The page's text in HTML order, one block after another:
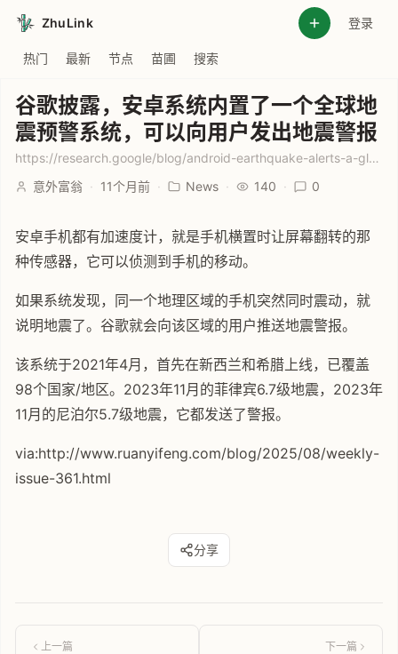
ZhuLink 登录
热门 最新 节点 苗圃 搜索
谷歌披露，安卓系统内置了一个全球地
震预警系统，可以向用户发出地震警报
https://research.google/blog/android-earthquake-alerts-a-global-system-for-early-warning/
意外富翁 · 11个月前 · News · 140 · 0
安卓手机都有加速度计，就是手机横置时让屏幕翻转的那
种传感器，它可以侦测到手机的移动。
如果系统发现，同一个地理区域的手机突然同时震动，就
说明地震了。谷歌就会向该区域的用户推送地震警报。
该系统于2021年4月，首先在新西兰和希腊上线，已覆盖
98个国家/地区。2023年11月的菲律宾6.7级地震，2023年
11月的尼泊尔5.7级地震，它都发送了警报。
via:http://www.ruanyifeng.com/blog/2025/08/weekly-
issue-361.html
分享
上一篇 下一篇